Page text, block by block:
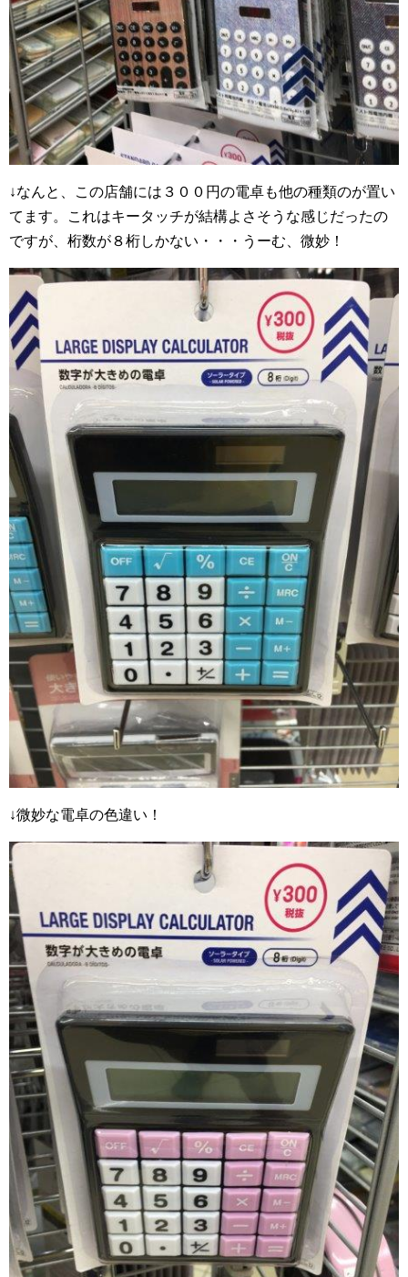
↓なんと、この店舗には３００円の電卓も他の種類のが置い
てます。これはキータッチが結構よさそうな感じだったの
ですが、桁数が８桁しかない・・・うーむ、微妙！
↓微妙な電卓の色違い！